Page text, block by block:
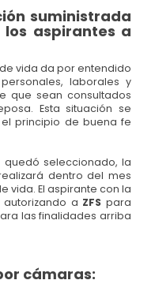
suministrada
aspirantes a
vida da por entendido
laborales y
que sean consultados
Esta situación se
principio de buena fe
seleccionado, la
dentro del mes
vida. El aspirante con la
a ZFS para
las finalidades arriba
cámaras: